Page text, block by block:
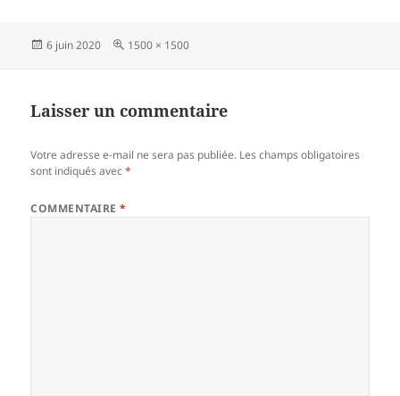
Publié
le
6 juin 2020
Taille
1500 × 1500
Laisser un commentaire
Votre adresse e-mail ne sera pas publiée. Les champs obligatoires
sont indiqués avec*
COMMENTAIRE*